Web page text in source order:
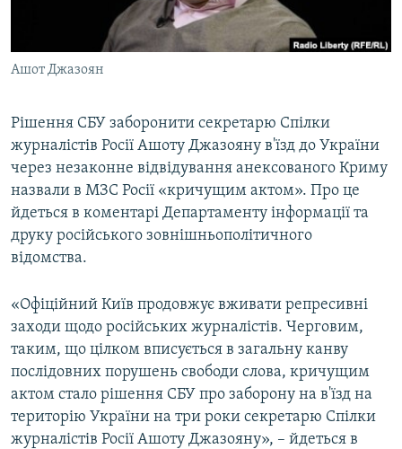
Ашот Джазоян
Рішення СБУ заборонити секретарю Спілки
журналістів Росії Ашоту Джазояну в'їзд до України
через незаконне відвідування анексованого Криму
назвали в МЗС Росії «кричущим актом». Про це
йдеться в коментарі Департаменту інформації та
друку російського зовнішньополітичного
відомства.
«Офіційний Київ продовжує вживати репресивні
заходи щодо російських журналістів. Черговим,
таким, що цілком вписується в загальну канву
послідовних порушень свободи слова, кричущим
актом стало рішення СБУ про заборону на в'їзд на
територію України на три роки секретарю Спілки
журналістів Росії Ашоту Джазояну», – йдеться в